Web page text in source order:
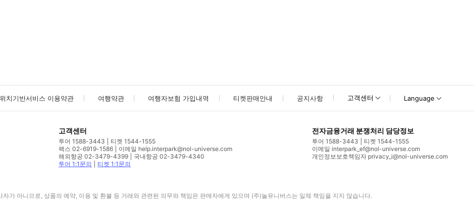
위치기반서비스 이용약관 여행약관 여행자보험 가입내역 티켓판매안내 공지사항 고객센터 Language
고객센터
투어 1588-3443
티켓 1544-1555
팩스 02-6919-1586
이메일 help.interpark@nol-universe.com
해외항공 02-3479-4399
국내항공 02-3479-4340
투어 1:1문의
티켓 1:1문의
전자금융거래 분쟁처리 담당정보
투어 1588-3443
티켓 1544-1555
이메일 interpark_ef@nol-universe.com
개인정보보호책임자 privacy_i@nol-universe.com
가 아니므로, 상품의 예약, 이용 및 환불 등 거래와 관련된 의무와 책임은 판매자에게 있으며 (주)놀유니버스는 일체 책임을 지지 않습니다.